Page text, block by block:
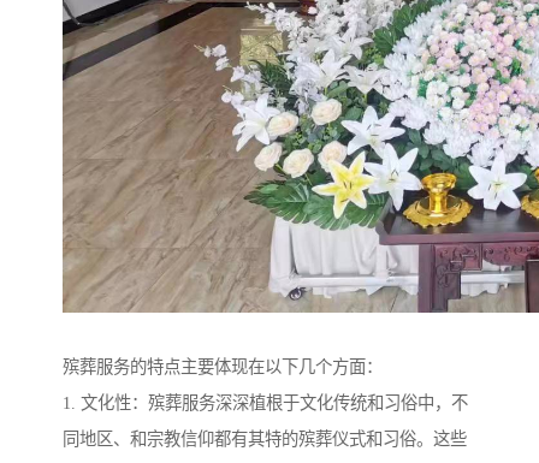
殡葬服务的特点主要体现在以下几个方面：
1. 文化性：殡葬服务深深植根于文化传统和习俗中，不
同地区、和宗教信仰都有其特的殡葬仪式和习俗。这些